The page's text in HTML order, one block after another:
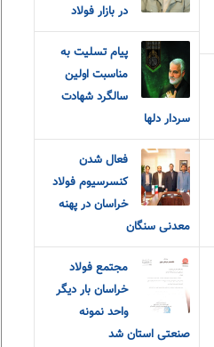
در بازار فولاد
پیام تسلیت به
مناسبت اولین
سالگرد شهادت
سردار دلها
فعال شدن
کنسرسیوم فولاد
خراسان در پهنه
معدنی سنگان
مجتمع فولاد
خراسان بار دیگر
واحد نمونه
صنعتی استان شد